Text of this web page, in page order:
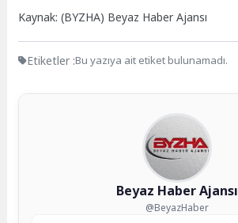
Kaynak: (BYZHA) Beyaz Haber Ajansı
Etiketler :Bu yazıya ait etiket bulunamadı.
Beyaz Haber Ajansı
@BeyazHaber